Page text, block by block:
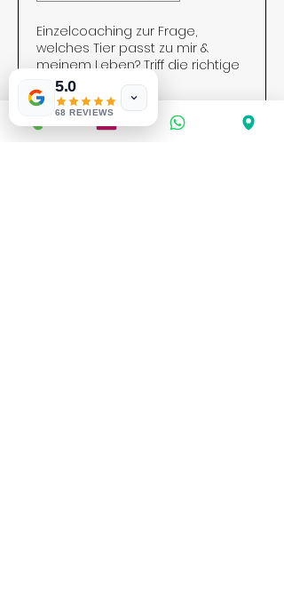
Einzelcoaching zur Frage,
welches Tier passt zu mir &
meinem Leben? Triff die richtige
Wahl!
Weiterlesen
5.0
68 REVIEWS